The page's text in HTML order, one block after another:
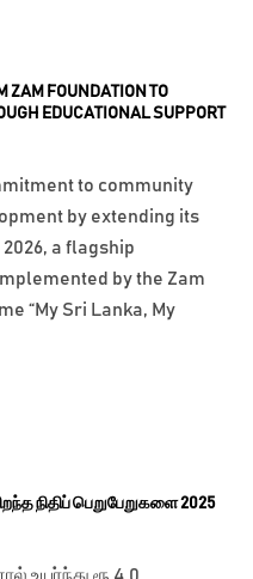
நிதிப் பெறுபேறுகளை 2025
ZAM FOUNDATION TO
EDUCATIONAL SUPPORT
to community
by extending its
a flagship
by the Zam
“My Sri Lanka, My